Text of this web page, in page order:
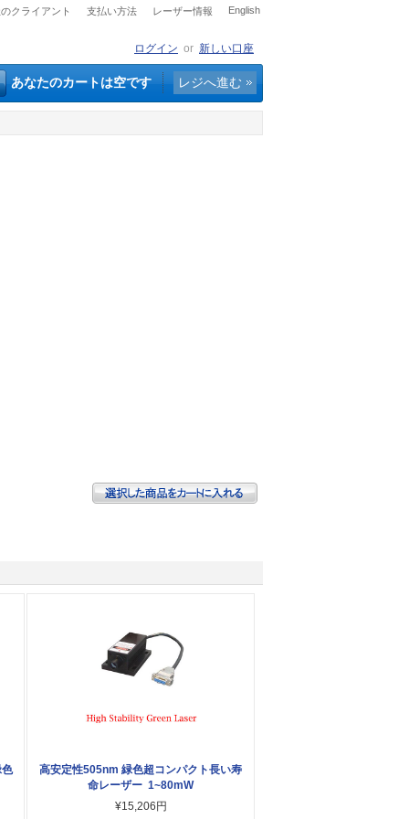
クライアント 支払い方法 レーザー情報 English
ログイン or 新しい口座
あなたのカートは空です レジへ進む
色
高安定性505nm 緑色超コンパクト長い寿
命レーザー 1~80mW
¥15,206円